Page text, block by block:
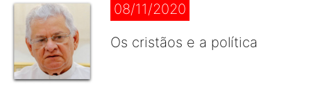
08/11/2020
Os cristãos e a política